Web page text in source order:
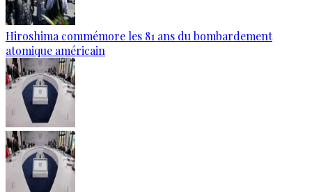
Hiroshima commémore les 81 ans du bombardement
atomique américain